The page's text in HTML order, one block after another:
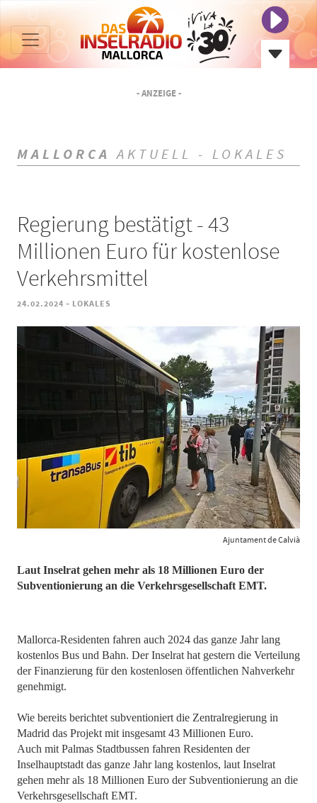
- ANZEIGE -
MALLORCA AKTUELL - LOKALES
Regierung bestätigt - 43
Millionen Euro für kostenlose
Verkehrsmittel
24.02.2024 - LOKALES
Ajuntament de Calvià
Laut Inselrat gehen mehr als 18 Millionen Euro der
Subventionierung an die Verkehrsgesellschaft EMT.
Mallorca-Residenten fahren auch 2024 das ganze Jahr lang
kostenlos Bus und Bahn. Der Inselrat hat gestern die Verteilung
der Finanzierung für den kostenlosen öffentlichen Nahverkehr
genehmigt.
Wie bereits berichtet subventioniert die Zentralregierung in
Madrid das Projekt mit insgesamt 43 Millionen Euro.
Auch mit Palmas Stadtbussen fahren Residenten der
Inselhauptstadt das ganze Jahr lang kostenlos, laut Inselrat
gehen mehr als 18 Millionen Euro der Subventionierung an die
Verkehrsgesellschaft EMT.